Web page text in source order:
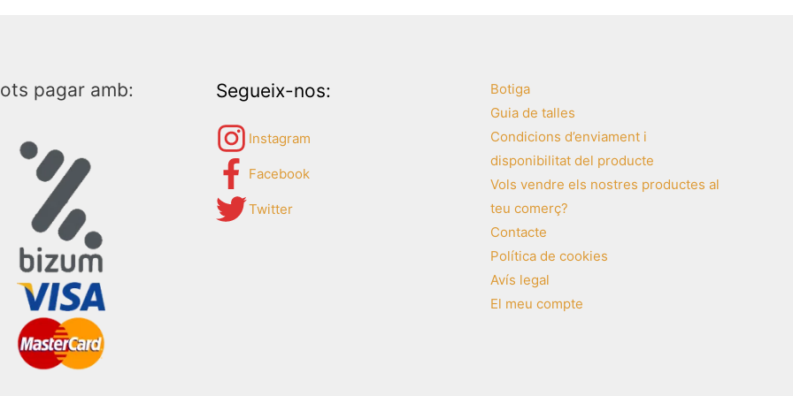
pagar amb: Segueix-nos:
Instagram
Facebook
Twitter
Botiga
Guia de talles
Condicions d’enviament i
disponibilitat del producte
Vols vendre els nostres productes al
teu comerç?
Contacte
Política de cookies
Avís legal
El meu compte